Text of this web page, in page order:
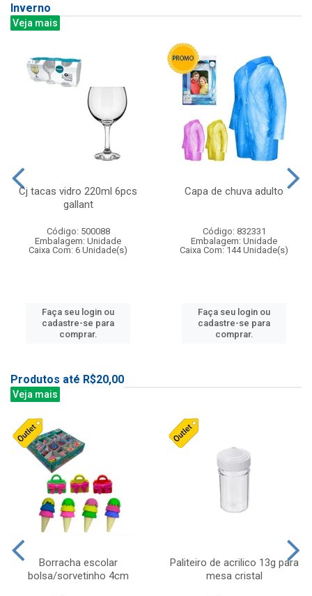
Inverno
Veja mais
Cj tacas vidro 220ml 6pcs
gallant
Código: 500088
Embalagem: Unidade
Caixa Com: 6 Unidade(s)
Faça seu login ou
cadastre-se para
comprar.
Capa de chuva adulto
Código: 832331
Embalagem: Unidade
Caixa Com: 144 Unidade(s)
Faça seu login ou
cadastre-se para
comprar.
Produtos até R$20,00
Veja mais
Borracha escolar
bolsa/sorvetinho 4cm
Paliteiro de acrilico 13g para
mesa cristal